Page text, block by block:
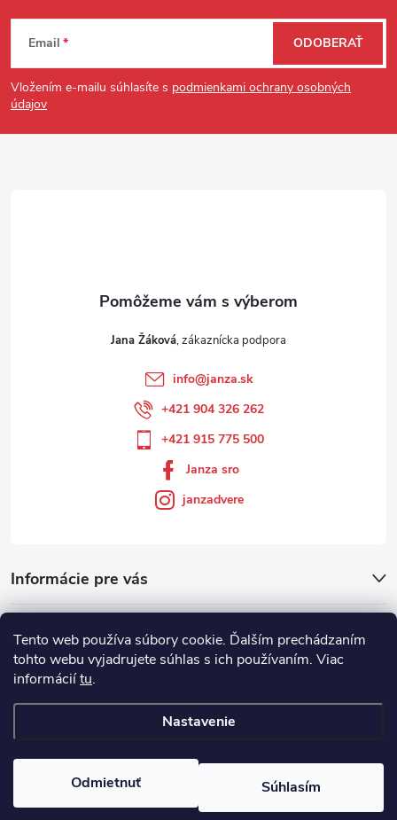
Tento web používa súbory cookie. Ďalším prechádzaním
tohto webu vyjadrujete súhlas s ich používaním. Viac
informáciítu.
Nastavenie
Odmietnuť Súhlasím
Zápätie
Email
Vložením e-mailu súhlasíte s podmienkami ochrany osobných
údajov
ODOBERAŤ
Informácie pre vás
Jana Žáková
info@janza.sk
+421 904 326 262
+421 915 775 500
Janza sro
janzadvere
Showroom
. Všetky práva vyhradené.